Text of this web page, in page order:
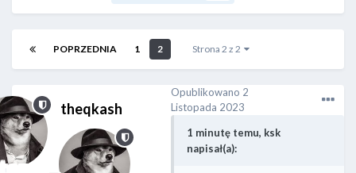
POPRZEDNIA 1 2 Strona 2 z 2
theqkash
Opublikowano 2
Listopada 2023
1 minutę temu, ksk
napisał(a):